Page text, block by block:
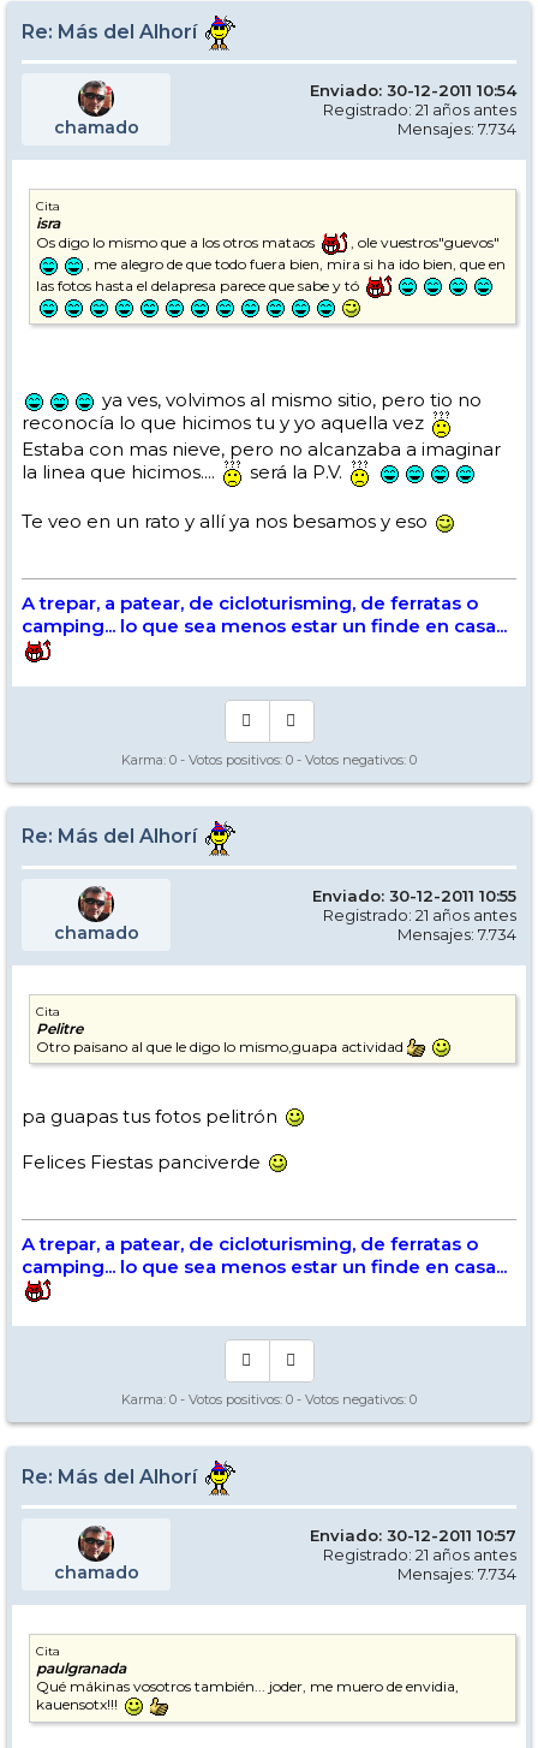
Re: Más del Alhorí
chamado
Enviado: 30-12-2011 10:54
Registrado: 21 años antes
Mensajes: 7.734
Cita
isra
Os digo lo mismo que a los otros mataos
, ole vuestros"guevos"
, me alegro de que todo fuera bien, mira si ha ido bien, que en
las fotos hasta el delapresa parece que sabe y tó
ya ves, volvimos al mismo sitio, pero tio no
reconocía lo que hicimos tu y yo aquella vez
Estaba con mas nieve, pero no alcanzaba a imaginar
la linea que hicimos....
será la P.V.
Te veo en un rato y allí ya nos besamos y eso
A trepar, a patear, de cicloturisming, de ferratas o
camping... lo que sea menos estar un finde en casa...
Karma: 0 - Votos positivos: 0 - Votos negativos: 0
Re: Más del Alhorí
chamado
Enviado: 30-12-2011 10:55
Registrado: 21 años antes
Mensajes: 7.734
Cita
Pelitre
Otro paisano al que le digo lo mismo,guapa actividad
pa guapas tus fotos pelitrón
Felices Fiestas panciverde
A trepar, a patear, de cicloturisming, de ferratas o
camping... lo que sea menos estar un finde en casa...
Karma: 0 - Votos positivos: 0 - Votos negativos: 0
Re: Más del Alhorí
chamado
Enviado: 30-12-2011 10:57
Registrado: 21 años antes
Mensajes: 7.734
Cita
paulgranada
Qué mákinas vosotros también... joder, me muero de envidia,
kauensotx!!!